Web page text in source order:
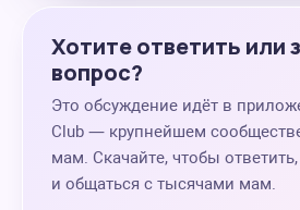
Хотите ответить или
вопрос?
Это обсуждение идёт в
Club — крупнейшем
мам. Скачайте, чтобы
и общаться с тысячами мам.